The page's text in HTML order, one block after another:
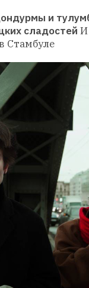
и
сладостей И
Стамбуле